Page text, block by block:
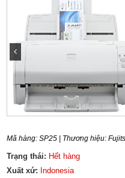
Mã hàng:SP25 | Thương hiệu:
Trạng thái: Hết hàng
Xuất xứ: Indonesia